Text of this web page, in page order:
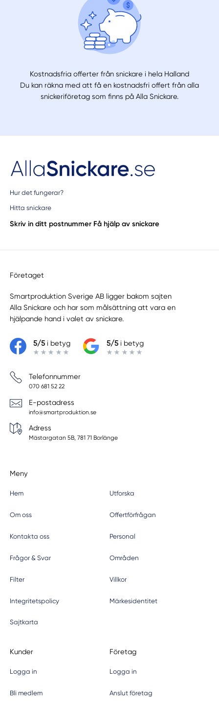
Kostnadsfria offerter från snickare i hela Halland
Du kan räkna med att få en kostnadsfri offert från alla
snickeriföretag som finns på Alla Snickare.
Hur det fungerar?
Hitta snickare
Skriv in ditt postnummer Få hjälp av snickare
Företaget
Smartproduktion Sverige AB ligger bakom sajten
Alla Snickare och har som målsättning att vara en
hjälpande hand i valet av snickare.
5/5i betyg 5/5i betyg
Telefonnummer
070 681 52 22
E-postadress
info@smartproduktion.se
Adress
Mästargatan 5B, 781 71 Borlänge
Meny
Hem Utforska
Om oss Offertförfrågan
Kontakta oss Personal
Frågor & Svar Områden
Filter Villkor
Integritetspolicy Märkesidentitet
Sajtkarta
Kunder
Logga in
Bli medlem
Företag
Logga in
Anslut företag